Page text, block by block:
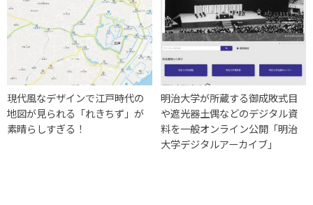
現代風なデザインで江戸時代の
地図が見られる「れきちず」が
素晴らしすぎる！
明治大学が所蔵する御成敗式目
や遮光器土偶などのデジタル資
料を一般オンライン公開「明治
大学デジタルアーカイブ」